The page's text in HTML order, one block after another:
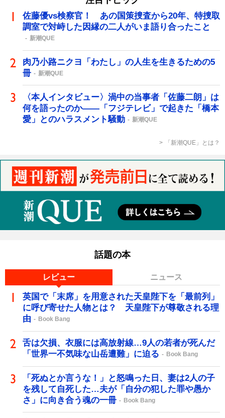
佐藤優vs検察官！ あの国策捜査から20年、特捜取
調室で対峙した因縁の二人がいま語り合ったこと
新潮QUE
肉乃小路ニクヨ「わたし」の人生を生きるための5
冊
新潮QUE
〈本人インタビュー〉渦中の当事者「佐藤二朗」は
何を語ったのか――「フジテレビ」で起きた「橋本
愛」とのハラスメント騒動
新潮QUE
「新潮QUE」とは？
話題の本
レビュー ニュース
英国で「末席」を用意された天皇陛下を「最前列」
に呼び寄せた人物とは？ 天皇陛下が尊敬される理
由
Book Bang
舌は欠損、衣服には高放射線…9人の若者が死んだ
「世界一不気味な山岳遭難」に迫る
Book Bang
「死ぬとか言うな！」と怒鳴った日、妻は2人の子
を残して自死した…夫が「自分の犯した罪や愚か
さ」に向き合う魂の一冊
Book Bang